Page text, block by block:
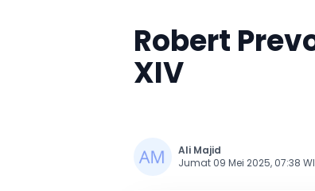
Robert
XIV
Ali Majid
Jumat 09 Mei 2025, 07:38